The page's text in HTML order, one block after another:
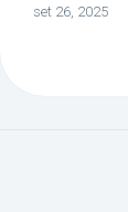
set 26, 2025